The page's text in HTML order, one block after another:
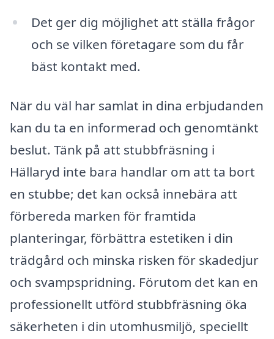
Det ger dig möjlighet att ställa frågor
och se vilken företagare som du får
bäst kontakt med.
När du väl har samlat in dina erbjudanden
kan du ta en informerad och genomtänkt
beslut. Tänk på att stubbfräsning i
Hällaryd inte bara handlar om att ta bort
en stubbe; det kan också innebära att
förbereda marken för framtida
planteringar, förbättra estetiken i din
trädgård och minska risken för skadedjur
och svampspridning. Förutom det kan en
professionellt utförd stubbfräsning öka
säkerheten i din utomhusmiljö, speciellt